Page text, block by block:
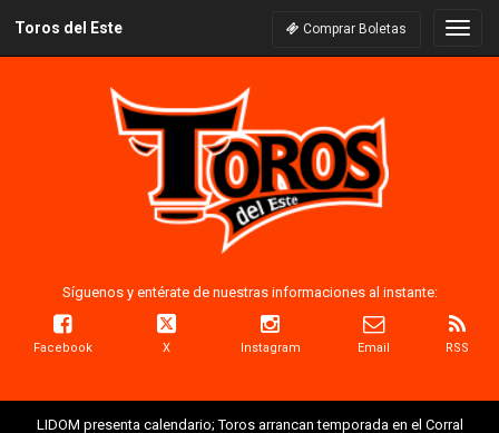
Toros del Este Comprar Boletas
Síguenos y entérate de nuestras informaciones al instante:
Facebook X Instagram Email RSS
LIDOM presenta calendario; Toros arrancan temporada en el Corral